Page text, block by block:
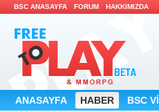
BSC ANASAYFA FORUM HAKKIMIZDA
ANASAYFA HABER BSC